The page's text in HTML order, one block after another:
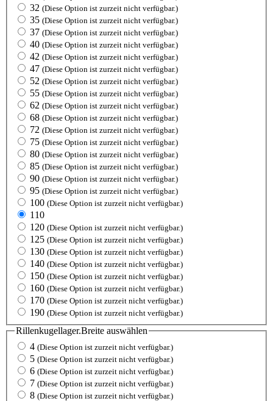
32 (Diese Option ist zurzeit nicht verfügbar.)
35 (Diese Option ist zurzeit nicht verfügbar.)
37 (Diese Option ist zurzeit nicht verfügbar.)
40 (Diese Option ist zurzeit nicht verfügbar.)
42 (Diese Option ist zurzeit nicht verfügbar.)
47 (Diese Option ist zurzeit nicht verfügbar.)
52 (Diese Option ist zurzeit nicht verfügbar.)
55 (Diese Option ist zurzeit nicht verfügbar.)
62 (Diese Option ist zurzeit nicht verfügbar.)
68 (Diese Option ist zurzeit nicht verfügbar.)
72 (Diese Option ist zurzeit nicht verfügbar.)
75 (Diese Option ist zurzeit nicht verfügbar.)
80 (Diese Option ist zurzeit nicht verfügbar.)
85 (Diese Option ist zurzeit nicht verfügbar.)
90 (Diese Option ist zurzeit nicht verfügbar.)
95 (Diese Option ist zurzeit nicht verfügbar.)
100 (Diese Option ist zurzeit nicht verfügbar.)
110
120 (Diese Option ist zurzeit nicht verfügbar.)
125 (Diese Option ist zurzeit nicht verfügbar.)
130 (Diese Option ist zurzeit nicht verfügbar.)
140 (Diese Option ist zurzeit nicht verfügbar.)
150 (Diese Option ist zurzeit nicht verfügbar.)
160 (Diese Option ist zurzeit nicht verfügbar.)
170 (Diese Option ist zurzeit nicht verfügbar.)
190 (Diese Option ist zurzeit nicht verfügbar.)
Rillenkugellager.Breite auswählen
4 (Diese Option ist zurzeit nicht verfügbar.)
5 (Diese Option ist zurzeit nicht verfügbar.)
6 (Diese Option ist zurzeit nicht verfügbar.)
7 (Diese Option ist zurzeit nicht verfügbar.)
8 (Diese Option ist zurzeit nicht verfügbar.)